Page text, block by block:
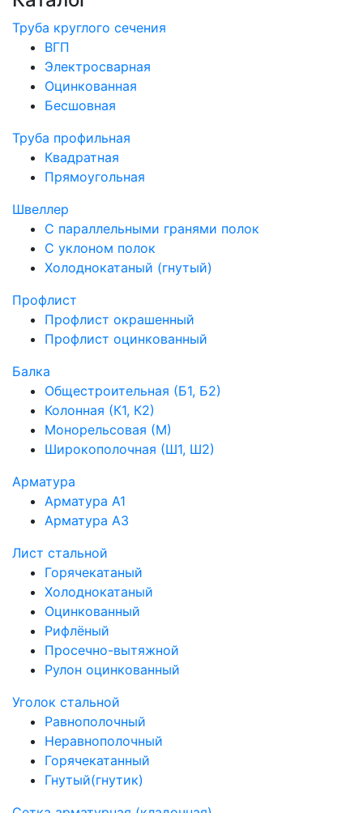
Труба круглого сечения
ВГП
Электросварная
Оцинкованная
Бесшовная
Труба профильная
Квадратная
Прямоугольная
Швеллер
С параллельными гранями полок
С уклоном полок
Холоднокатаный (гнутый)
Профлист
Профлист окрашенный
Профлист оцинкованный
Балка
Общестроительная (Б1, Б2)
Колонная (К1, К2)
Монорельсовая (М)
Широкополочная (Ш1, Ш2)
Арматура
Арматура А1
Арматура А3
Лист стальной
Горячекатаный
Холоднокатаный
Оцинкованный
Рифлёный
Просечно-вытяжной
Рулон оцинкованный
Уголок стальной
Равнополочный
Неравнополочный
Горячекатанный
Гнутый(гнутик)